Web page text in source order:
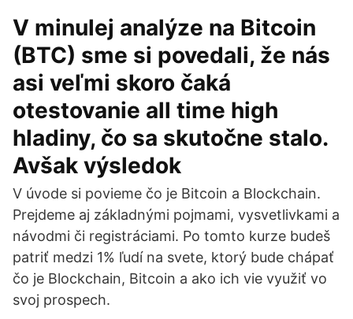
V minulej analýze na Bitcoin
(BTC) sme si povedali, že nás
asi veľmi skoro čaká
otestovanie all time high
hladiny, čo sa skutočne stalo.
Avšak výsledok
V úvode si povieme čo je Bitcoin a Blockchain.
Prejdeme aj základnými pojmami, vysvetlivkami a
návodmi či registráciami. Po tomto kurze budeš
patriť medzi 1% ľudí na svete, ktorý bude chápať
čo je Blockchain, Bitcoin a ako ich vie využiť vo
svoj prospech.